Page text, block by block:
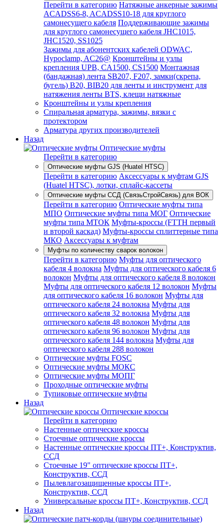
Перейти в категорию Натяжные анкерные зажимы
ACADSS6-8, ACADSS10-18 для круглого
самонесущего кабеля Поддерживающие зажимы
для круглого самонесущего кабеля JHC1015,
JHC1520, SS1025
Зажимы для абонентских кабелей ODWAC,
Hypoclamp, AC26@ Кронштейны и узлы
крепления UPB, CA1500, CS1500 Монтажная
(бандажная) лента SB207, F207, замки(скрепа,
бугель) B20, BIB20 для ленты и инструмент для
натяжения ленты BTS, клещи натяжные
Кронштейны и узлы крепления
Спиральная арматура, зажимы, вязки с
протектором
Арматура других производителей
Назад
Оптические муфты
Перейти в категорию
Оптические муфты GJS (Huatel HTSC)
Перейти в категорию Аксессуары к муфтам GJS
(Huatel HTSC), лотки, сплайс-кассеты
Оптические муфты ССД (СвязьСтройСвязь) для ВОК
Перейти в категорию Оптические муфты типа
МПО Оптические муфты типа МОГ Оптические
муфты типа МТОК Муфты-кроссы (FTTH первый
и второй каскад) Муфты-кроссы сплиттерные типа
МКО Аксессуары к муфтам
Муфты по количеству сварок волокон
Перейти в категорию Муфты для оптического
кабеля 4 волокна Муфты для оптического кабеля 6
волокон Муфты для оптического кабеля 8 волокон
Муфты для оптического кабеля 12 волокон Муфты
для оптического кабеля 16 волокон Муфты для
оптического кабеля 24 волокна Муфты для
оптического кабеля 32 волокна Муфты для
оптического кабеля 48 волокон Муфты для
оптического кабеля 96 волокон Муфты для
оптического кабеля 144 волокна Муфты для
оптического кабеля 288 волокон
Оптические муфты FOSC
Оптические муфты МОКС
Оптические муфты МОПГ
Проходные оптические муфты
Тупиковые оптические муфты
Назад
Оптические кроссы
Перейти в категорию
Настенные оптические кроссы
Стоечные оптические кроссы
Настенные оптические кроссы ПТ+, Конструктив,
ССД
Стоечные 19" оптические кроссы ПТ+,
Конструктив, ССД
Пылевлагозащищенные кроссы ПТ+,
Конструктив, ССД
Универсальные кроссы ПТ+, Конструктив, ССД
Назад